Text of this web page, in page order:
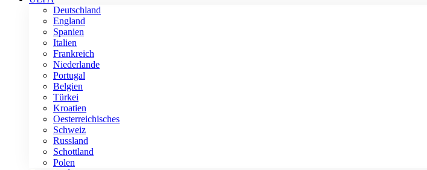
Deutschland
England
Spanien
Italien
Frankreich
Niederlande
Portugal
Belgien
Türkei
Kroatien
Oesterreichisches
Schweiz
Russland
Schottland
Polen